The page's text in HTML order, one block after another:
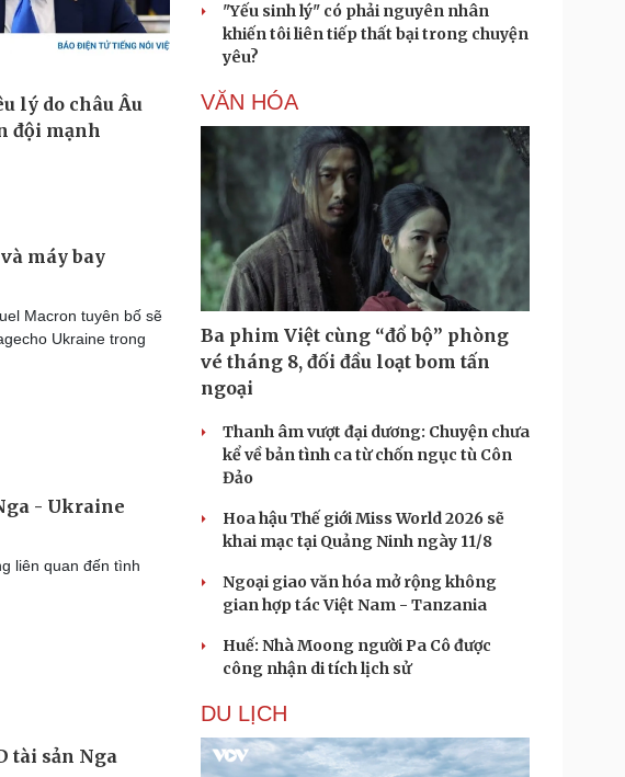
máy bay
Macron tuyên bố sẽ
Ukraine trong
- Ukraine
liên quan đến tình
tài sản Nga
"Yếu sinh lý" có phải nguyên nhân
khiến tôi liên tiếp thất bại trong chuyện
yêu?
VĂN HÓA
Ba phim Việt cùng “đổ bộ” phòng
vé tháng 8, đối đầu loạt bom tấn
ngoại
Thanh âm vượt đại dương: Chuyện chưa
kể về bản tình ca từ chốn ngục tù Côn
Đảo
Hoa hậu Thế giới Miss World 2026 sẽ
khai mạc tại Quảng Ninh ngày 11/8
Ngoại giao văn hóa mở rộng không
gian hợp tác Việt Nam - Tanzania
Huế: Nhà Moong người Pa Cô được
công nhận di tích lịch sử
DU LỊCH